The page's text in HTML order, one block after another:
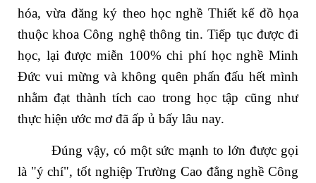
hóa, vừa đăng ký theo học nghề Thiết kế đồ họa
thuộc khoa Công nghệ thông tin. Tiếp tục được đi
học, lại được miễn 100% chi phí học nghề Minh
Đức vui mừng và không quên phấn đấu hết mình
nhằm đạt thành tích cao trong học tập cũng như
thực hiện ước mơ đã ấp ủ bấy lâu nay.
Đúng vậy, có một sức mạnh to lớn được gọi
là "ý chí", tốt nghiệp Trường Cao đẳng nghề Công